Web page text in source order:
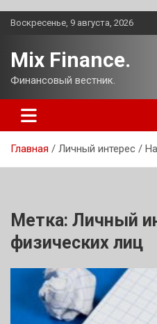
Перейти
Воскресенье, 9 августа, 2026
Mix Finance.
Финансовый вестник.
Главная Личный интерес /
Метка: Личный
физических лиц